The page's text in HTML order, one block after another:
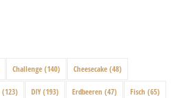
Challenge (140) Cheesecake (48)
(123) DIY (193) Erdbeeren (47) Fisch (65)